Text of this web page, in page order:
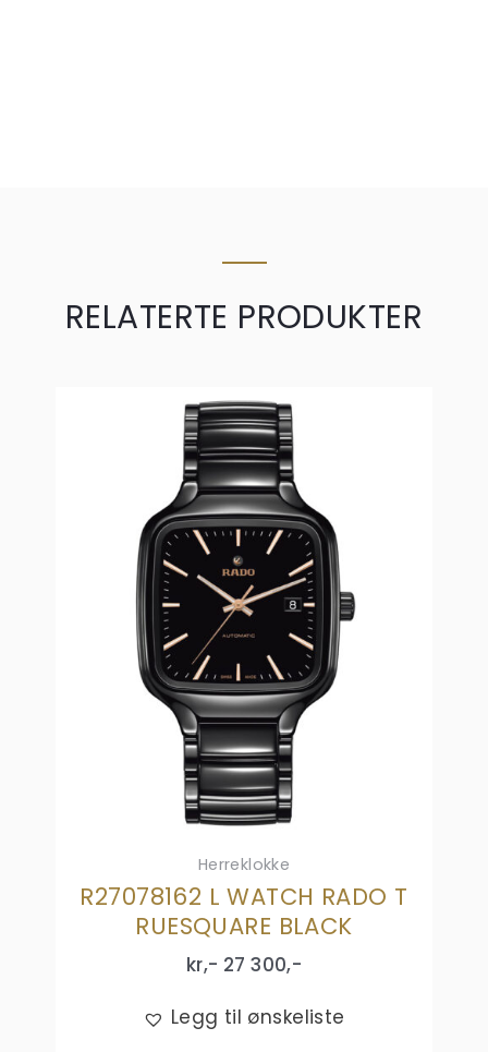
RELATERTE PRODUKTER
Herreklokke
R27078162 L WATCH RADO T
RUESQUARE BLACK
kr,- 27 300,-
Legg til ønskeliste